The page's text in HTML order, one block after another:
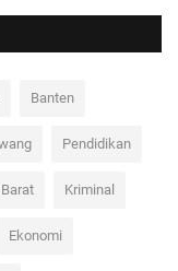
Banten
Pendidikan
Kriminal
Ekonomi